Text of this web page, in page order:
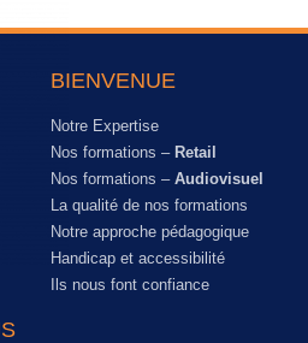
BIENVENUE
Notre Expertise
Nos formations – Retail
Nos formations – Audiovisuel
La qualité de nos formations
Notre approche pédagogique
Handicap et accessibilité
Ils nous font confiance